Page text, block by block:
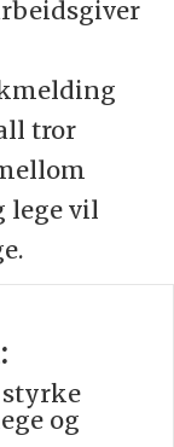
tror
lege vil
styrke
og